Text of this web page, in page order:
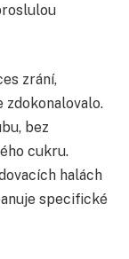
zrání,
bez
cukru.
halách
specifické